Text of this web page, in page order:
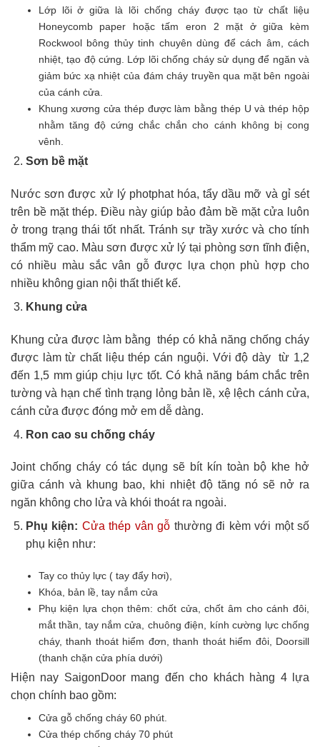
Lớp lõi ở giữa là lõi chống cháy được tạo từ chất liệu
Honeycomb paper hoặc tấm eron 2 mặt ở giữa kèm
Rockwool bông thủy tinh chuyên dùng để cách âm, cách
nhiệt, tạo độ cứng. Lớp lõi chống cháy sử dụng để ngăn và
giảm bức xạ nhiệt của đám cháy truyền qua mặt bên ngoài
của cánh cửa.
Khung xương cửa thép được làm bằng thép U và thép hộp
nhằm tăng độ cứng chắc chắn cho cánh không bị cong
vênh.
Sơn bề mặt
Nước sơn được xử lý photphat hóa, tẩy dầu mỡ và gỉ sét
trên bề mặt thép. Điều này giúp bảo đảm bề mặt cửa luôn
ở trong trạng thái tốt nhất. Tránh sự trầy xước và cho tính
thẩm mỹ cao. Màu sơn được xử lý tại phòng sơn tĩnh điện,
có nhiều màu sắc vân gỗ được lựa chọn phù hợp cho
nhiều không gian nội thất thiết kế.
Khung cửa
Khung cửa được làm bằng thép có khả năng chống cháy
được làm từ chất liệu thép cán nguội. Với độ dày từ 1,2
đến 1,5 mm giúp chịu lực tốt. Có khả năng bám chắc trên
tường và hạn chế tình trạng lỏng bản lề, xệ lệch cánh cửa,
cánh cửa được đóng mở em dễ dàng.
Ron cao su chống cháy
Joint chống cháy có tác dụng sẽ bít kín toàn bộ khe hở
giữa cánh và khung bao, khi nhiệt độ tăng nó sẽ nở ra
ngăn không cho lửa và khói thoát ra ngoài.
Phụ kiện: Cửa thép vân gỗ thường đi kèm với một số
phụ kiện như:
Tay co thủy lực ( tay đẩy hơi),
Khóa, bản lề, tay nắm cửa
Phụ kiện lựa chọn thêm: chốt cửa, chốt âm cho cánh đôi,
mắt thần, tay nắm cửa, chuông điện, kính cường lực chống
cháy, thanh thoát hiểm đơn, thanh thoát hiểm đôi, Doorsill
(thanh chặn cửa phía dưới)
Hiện nay SaigonDoor mang đến cho khách hàng 4 lựa
chọn chính bao gồm:
Cửa gỗ chống cháy 60 phút.
Cửa thép chống cháy 70 phút